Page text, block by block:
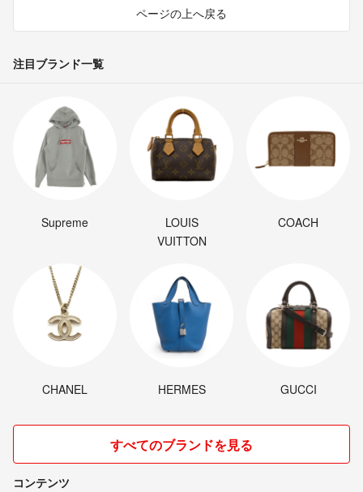
ページの上へ戻る
注目ブランド一覧
Supreme
LOUIS
VUITTON
COACH
CHANEL HERMES GUCCI
すべてのブランドを見る
コンテンツ